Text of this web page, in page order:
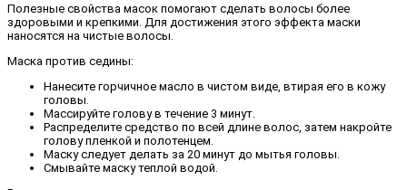
Полезные свойства масок помогают сделать волосы более
здоровыми и крепкими. Для достижения этого эффекта маски
наносятся на чистые волосы.
Маска против седины:
Нанесите горчичное масло в чистом виде, втирая его в кожу
головы.
Массируйте голову в течение 3 минут.
Распределите средство по всей длине волос, затем накройте
голову пленкой и полотенцем.
Маску следует делать за 20 минут до мытья головы.
Смывайте маску теплой водой.